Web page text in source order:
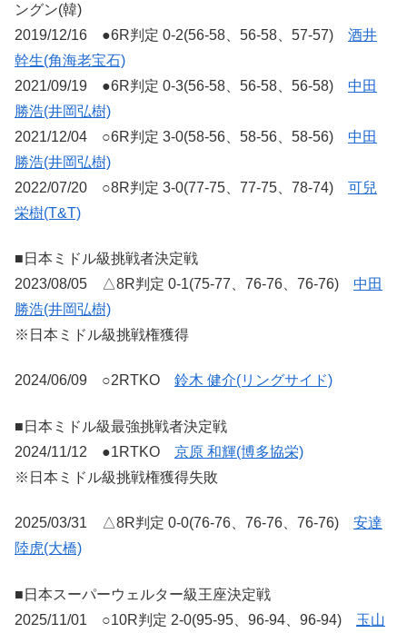
ングン(韓)
2019/12/16 ●6R判定 0-2(56-58、56-58、57-57) 酒井
幹生(角海老宝石)
2021/09/19 ●6R判定 0-3(56-58、56-58、56-58) 中田
勝浩(井岡弘樹)
2021/12/04 ○6R判定 3-0(58-56、58-56、58-56) 中田
勝浩(井岡弘樹)
2022/07/20 ○8R判定 3-0(77-75、77-75、78-74) 可兒
栄樹(T&T)
■日本ミドル級挑戦者決定戦
2023/08/05 △8R判定 0-1(75-77、76-76、76-76) 中田
勝浩(井岡弘樹)
※日本ミドル級挑戦権獲得
2024/06/09 ○2RTKO 鈴木 健介(リングサイド)
■日本ミドル級最強挑戦者決定戦
2024/11/12 ●1RTKO 京原 和輝(博多協栄)
※日本ミドル級挑戦権獲得失敗
2025/03/31 △8R判定 0-0(76-76、76-76、76-76) 安達
陸虎(大橋)
■日本スーパーウェルター級王座決定戦
2025/11/01 ○10R判定 2-0(95-95、96-94、96-94) 玉山